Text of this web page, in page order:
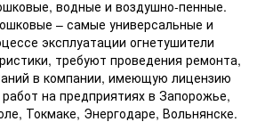
водные и воздушно-пенные.
– самые универсальные и
эксплуатации огнетушители
требуют проведения ремонта,
в компании, имеющую лицензию
на предприятиях в Запорожье,
Токмаке, Энергодаре, Вольнянске.